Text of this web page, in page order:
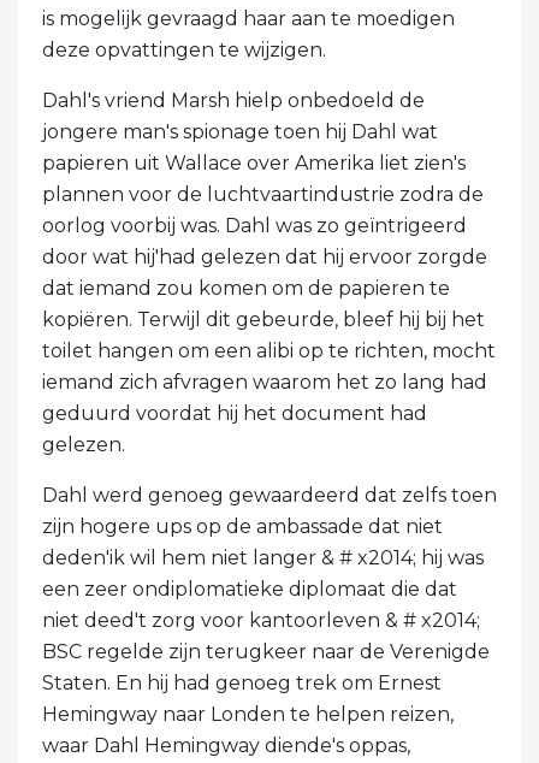
is mogelijk gevraagd haar aan te moedigen
deze opvattingen te wijzigen.
Dahl's vriend Marsh hielp onbedoeld de
jongere man's spionage toen hij Dahl wat
papieren uit Wallace over Amerika liet zien's
plannen voor de luchtvaartindustrie zodra de
oorlog voorbij was. Dahl was zo geïntrigeerd
door wat hij'had gelezen dat hij ervoor zorgde
dat iemand zou komen om de papieren te
kopiëren. Terwijl dit gebeurde, bleef hij bij het
toilet hangen om een ​​alibi op te richten, mocht
iemand zich afvragen waarom het zo lang had
geduurd voordat hij het document had
gelezen.
Dahl werd genoeg gewaardeerd dat zelfs toen
zijn hogere ups op de ambassade dat niet
deden'ik wil hem niet langer & # x2014; hij was
een zeer ondiplomatieke diplomaat die dat
niet deed't zorg voor kantoorleven & # x2014;
BSC regelde zijn terugkeer naar de Verenigde
Staten. En hij had genoeg trek om Ernest
Hemingway naar Londen te helpen reizen,
waar Dahl Hemingway diende's oppas,